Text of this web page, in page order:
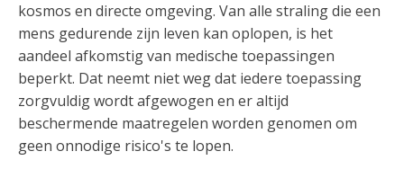
kosmos en directe omgeving. Van alle straling die een
mens gedurende zijn leven kan oplopen, is het
aandeel afkomstig van medische toepassingen
beperkt. Dat neemt niet weg dat iedere toepassing
zorgvuldig wordt afgewogen en er altijd
beschermende maatregelen worden genomen om
geen onnodige risico's te lopen.